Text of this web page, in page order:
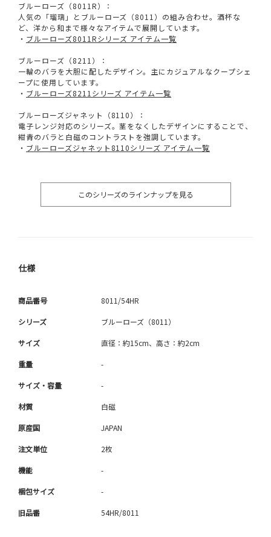
ブルーローズ（8011R）：
人気の「瑠璃」とブルーローズ（8011）の組み合わせ。酒杯な
ど、洋から和まで様々なアイテムで展開しています。
・ ブルーローズ8011Rシリーズ アイテム一覧
ブルーローズ（8211）：
一輪のバラを大胆に配したデザイン。主にカジュアルなクープシェ
ープに使用しています。
・ ブルーローズ8211シリーズ アイテム一覧
ブルーローズジャネット（8110）：
電子レンジ対応のシリーズ。茎をなくしたデザインにすることで、
紺青のバラと白磁のコントラストを強調しています。
・ ブルーローズジャネット8110シリーズ アイテム一覧
このシリーズのラインナップを見る
仕様
商品番号 8011/54HR
シリーズ ブルーローズ（8011）
サイズ 直径：約15cm、高さ：約2cm
重量 -
サイズ・容量 -
材質 白磁
原産国 JAPAN
注文単位 2枚
機能 -
梱包サイズ -
旧品番 54HR/8011